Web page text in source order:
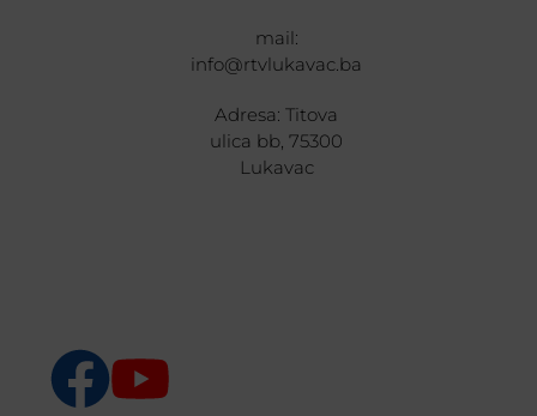
mail:
info@rtvlukavac.ba
Adresa: Titova
ulica bb, 75300
Lukavac